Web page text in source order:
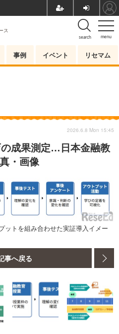
menu
search
ス
事例 イベント リセマム
成果測定…日本金融教
・画像
2026.6.8 Mon 15:45
ットを組み合わせた実証導入イメー
事へ戻る